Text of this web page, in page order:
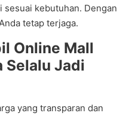
sesuai kebutuhan. Dengan
tetap terjaga.
Online Mall
Selalu Jadi
yang transparan dan